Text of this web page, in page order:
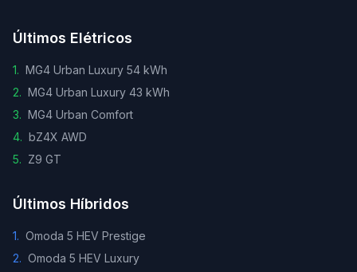
Últimos Elétricos
1. MG4 Urban Luxury 54 kWh
2. MG4 Urban Luxury 43 kWh
3. MG4 Urban Comfort
4. bZ4X AWD
5. Z9 GT
Últimos Híbridos
1. Omoda 5 HEV Prestige
2. Omoda 5 HEV Luxury